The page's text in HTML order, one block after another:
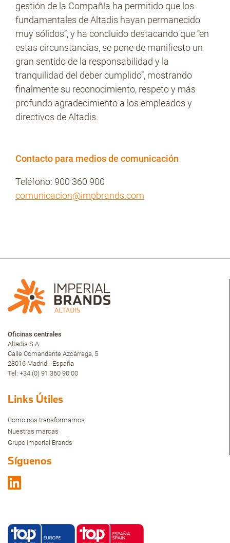
gestión de la Compañía ha permitido que los
fundamentales de Altadis hayan permanecido
muy sólidos”, y ha concluido destacando que “en
estas circunstancias, se pone de manifiesto un
gran sentido de la responsabilidad y la
tranquilidad del deber cumplido”, mostrando
finalmente su reconocimiento, respeto y más
profundo agradecimiento a los empleados y
directivos de Altadis.
Contacto para medios de comunicación
Teléfono: 900 360 900
comunicacion@impbrands.com
Oficinas centrales
Altadis S.A.
Calle Comandante Azcárraga, 5
28016 Madrid - España
Tel: +34 (0) 91 360 90 00
Links Útiles
Como nos transformamos
Nuestras marcas
Grupo Imperial Brands
Síguenos